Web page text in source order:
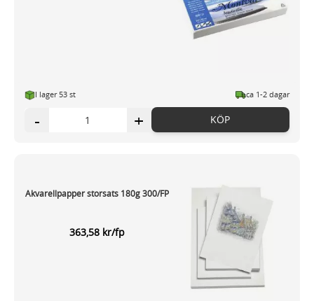
I lager 53 st ca 1-2 dagar
- + KÖP
Akvarellpapper storsats 180g 300/FP
363,58 kr/fp